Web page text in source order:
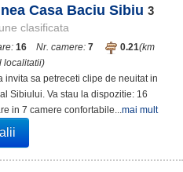
Casa Baciu Sibiu 3
clasificata
16 Nr. camere: 7 0.21(km
localitatii)
invita sa petreceti clipe de neuitat in
Sibiului. Va stau la dispozitie: 16
in 7 camere confortabile...mai mult